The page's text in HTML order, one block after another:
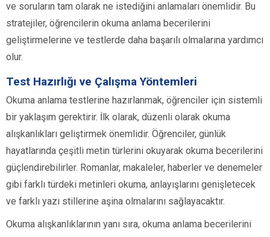
ve soruların tam olarak ne istediğini anlamaları önemlidir. Bu
stratejiler, öğrencilerin okuma anlama becerilerini
geliştirmelerine ve testlerde daha başarılı olmalarına yardımcı
olur.
Test Hazırlığı ve Çalışma Yöntemleri
Okuma anlama testlerine hazırlanmak, öğrenciler için sistemli
bir yaklaşım gerektirir. İlk olarak, düzenli olarak okuma
alışkanlıkları geliştirmek önemlidir. Öğrenciler, günlük
hayatlarında çeşitli metin türlerini okuyarak okuma becerilerini
güçlendirebilirler. Romanlar, makaleler, haberler ve denemeler
gibi farklı türdeki metinleri okuma, anlayışlarını genişletecek
ve farklı yazı stillerine aşina olmalarını sağlayacaktır.
Okuma alışkanlıklarının yanı sıra, okuma anlama becerilerini